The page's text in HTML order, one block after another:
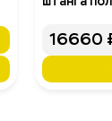
16660